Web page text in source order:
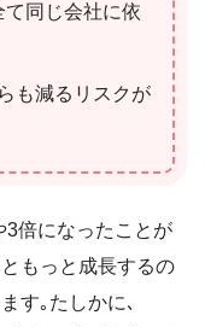
て同じ会社に依
も減るリスクが
3倍になったことが
もっと成長するの
す｡たしかに､